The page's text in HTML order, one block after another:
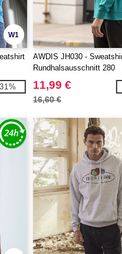
W1
AWDIS JH030 -
Rundhalsausschnitt 280
11,99 €
16,60 €